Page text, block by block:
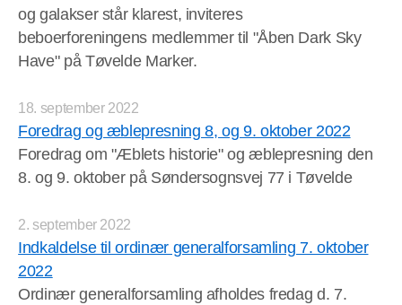
og galakser står klarest, inviteres
beboerforeningens medlemmer til "Åben Dark Sky
Have" på Tøvelde Marker.
18. september 2022
Foredrag og æblepresning 8, og 9. oktober 2022
Foredrag om "Æblets historie" og æblepresning den
8. og 9. oktober på Søndersognsvej 77 i Tøvelde
2. september 2022
Indkaldelse til ordinær generalforsamling 7. oktober
2022
Ordinær generalforsamling afholdes fredag d. 7.